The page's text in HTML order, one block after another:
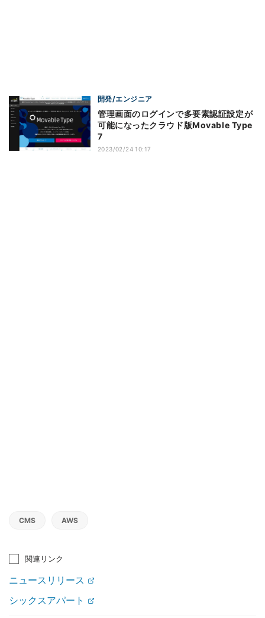
開発/エンジニア
管理画面のログインで多要素認証設定が
可能になったクラウド版Movable Type
7
2023/02/24 10:17
CMS AWS
関連リンク
ニュースリリース
シックスアパート